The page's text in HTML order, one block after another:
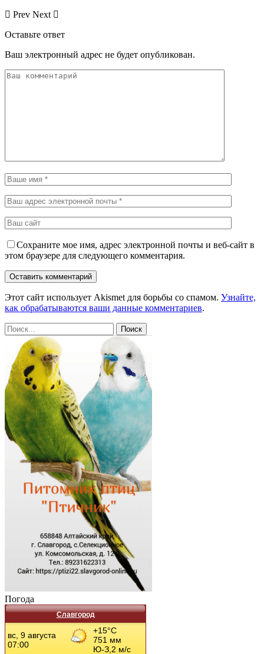
Prev Next
Оставьте ответ
Ваш электронный адрес не будет опубликован.
Сохраните мое имя, адрес электронной почты и веб-сайт в
этом браузере для следующего комментария.
Этот сайт использует Akismet для борьбы со спамом. Узнайте,
как обрабатываются ваши данные комментариев.
Погода
Славгород